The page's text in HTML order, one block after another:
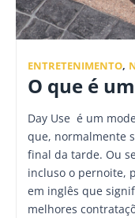
ENTRETENIMENTO,
O que é
Day Use é um
que, normalmente
final da tarde. Ou
incluso o pernoite,
em inglês que
melhores